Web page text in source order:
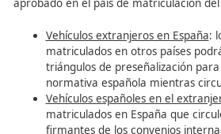
Compatibilidad
normativa
La Convención de Viena
que los vehículos que circulen
territorio lleven un dispositivo de